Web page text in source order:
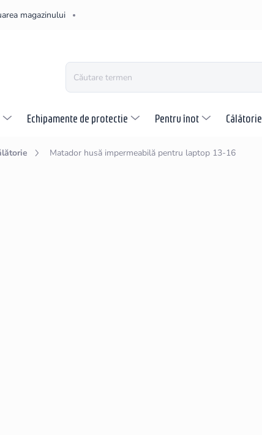
magazinului
Echipamente de protectie Pentru înot Călătorie
Matador husă impermeabilă pentru laptop 13-16